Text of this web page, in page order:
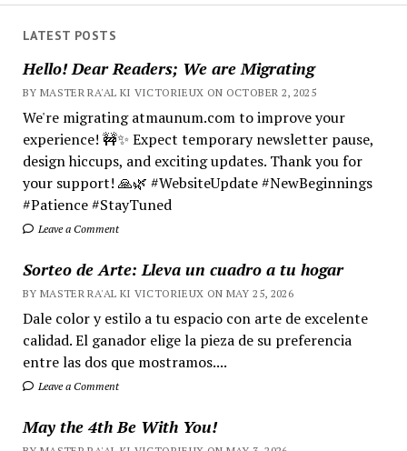
LATEST POSTS
Hello! Dear Readers; We are Migrating
BY MASTER RA'AL KI VICTORIEUX ON OCTOBER 2, 2025
We're migrating atmaunum.com to improve your
experience! 🚧✨ Expect temporary newsletter pause,
design hiccups, and exciting updates. Thank you for
your support! 🙏🌿 #WebsiteUpdate #NewBeginnings
#Patience #StayTuned
Leave a Comment
Sorteo de Arte: Lleva un cuadro a tu hogar
BY MASTER RA'AL KI VICTORIEUX ON MAY 25, 2026
Dale color y estilo a tu espacio con arte de excelente
calidad. El ganador elige la pieza de su preferencia
entre las dos que mostramos....
Leave a Comment
May the 4th Be With You!